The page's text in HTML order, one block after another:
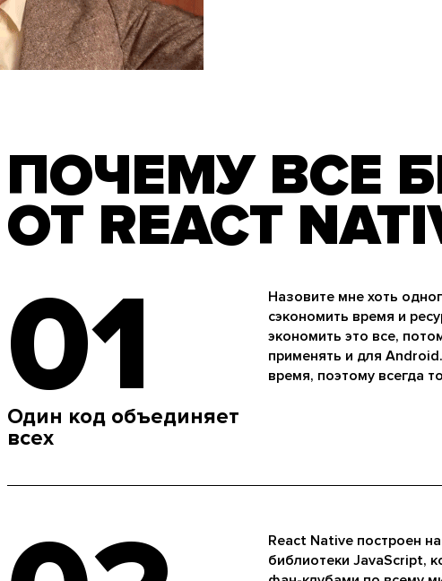
ПОЧЕМУ ВСЕ
ОТ REACT
01
Один код объединяет
всех
Назовите мне хоть
сэкономить время и
экономить это все,
применять и для
время, поэтому всегда
React Native построен
библиотеки JavaScript,